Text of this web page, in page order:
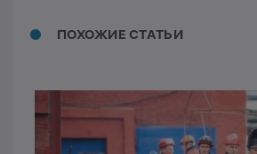
ПОХОЖИЕ СТАТЬИ